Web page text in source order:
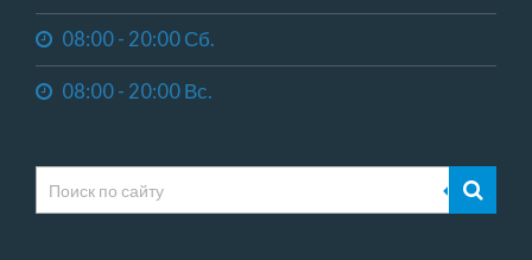
08:00 - 20:00 Сб.
08:00 - 20:00 Вс.